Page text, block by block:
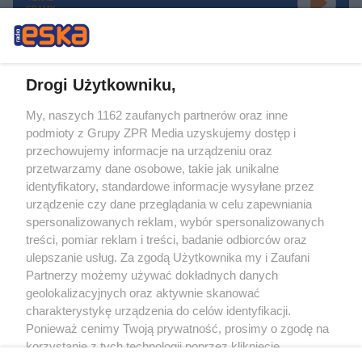
GRAMY
Żaden utwór zamieszczony w serwisie nie może być powielany i
rozpowszechniany lub dalej rozpowszechniany w jakikolwiek sposób (w
tym także elektroniczny lub mechaniczny) na jakimkolwiek polu
eksploatacji w jakiejkolwiek formie, włącznie z umieszczaniem w Internecie
bez pisemnej zgody właściciela praw. Jakiekolwiek użycie lub
wykorzystanie utworów w całości lub w części z naruszeniem prawa, tzn.
bez właściwej zgody, jest zabronione pod groźbą kary i może być ścigane
prawnie.
O nas
Drogi Użytkowniku,
My, naszych 1162 zaufanych partnerów oraz inne
podmioty z Grupy ZPR Media uzyskujemy dostęp i
przechowujemy informacje na urządzeniu oraz
przetwarzamy dane osobowe, takie jak unikalne
identyfikatory, standardowe informacje wysyłane przez
urządzenie czy dane przeglądania w celu zapewniania
spersonalizowanych reklam, wybór spersonalizowanych
treści, pomiar reklam i treści, badanie odbiorców oraz
ulepszanie usług. Za zgodą Użytkownika my i Zaufani
Partnerzy możemy używać dokładnych danych
geolokalizacyjnych oraz aktywnie skanować
charakterystykę urządzenia do celów identyfikacji.
Ponieważ cenimy Twoją prywatność, prosimy o zgodę na
korzystanie z tych technologii poprzez kliknięcie